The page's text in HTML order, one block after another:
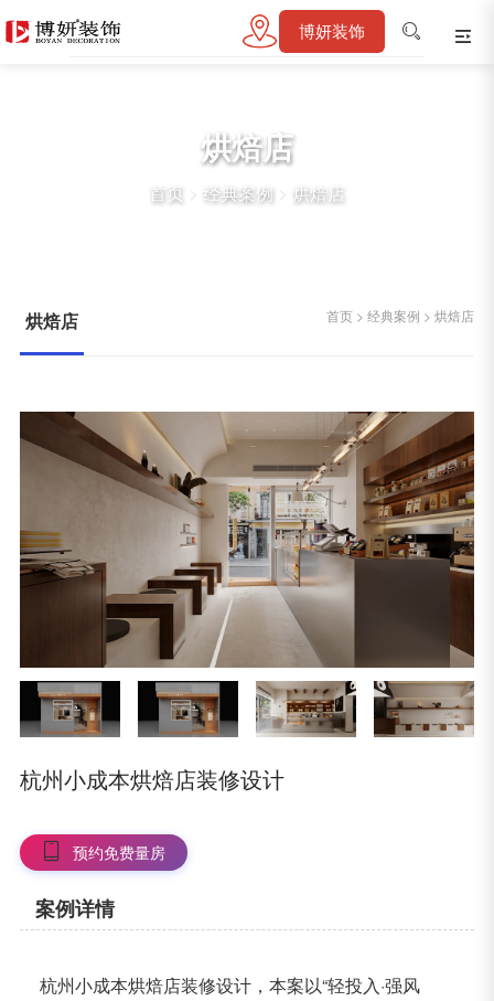
博妍装饰
烘焙店
首页 > 经典案例> 烘焙店
烘焙店 首页 >经典案例 >烘焙店
杭州小成本烘焙店装修设计
预约免费量房
案例详情
杭州小成本烘焙店装修设计，本案以“轻投入·强风